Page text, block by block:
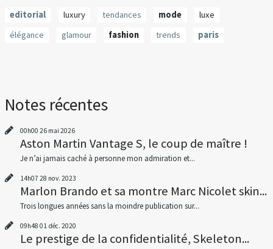
editorial luxury tendances mode
luxe
élégance
glamour fashion trends paris
Notes récentes
00h00 26 mai 2026
Aston Martin Vantage S, le coup de maître !
Je n’ai jamais caché à personne mon admiration et...
14h07 28 nov. 2023
Marlon Brando et sa montre Marc Nicolet skin...
Trois longues années sans la moindre publication sur...
09h48 01 déc. 2020
Le prestige de la confidentialité, Skeleton...